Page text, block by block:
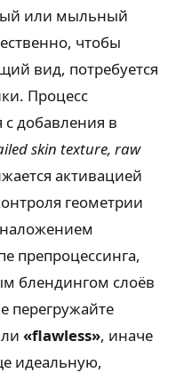
или мыльный
чтобы
вид, потребуется
Процесс
с добавления в
skin texture, raw
активацией
геометрии
препроцессинга,
блендингом слоёв
перегружайте
«flawless», иначе
идеальную,